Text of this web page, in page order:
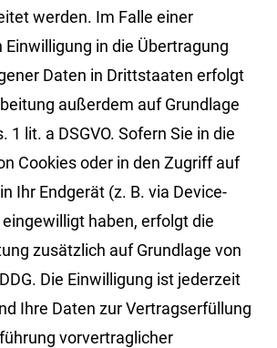
werden. Im Falle einer
Einwilligung in die Übertragung
Daten in Drittstaaten erfolgt
außerdem auf Grundlage
1 lit. a DSGVO. Sofern Sie in die
Cookies oder in den Zugriff auf
Ihr Endgerät (z. B. via Device-
haben, erfolgt die
zusätzlich auf Grundlage von
Die Einwilligung ist jederzeit
Ihre Daten zur Vertragserfüllung
vorvertraglicher